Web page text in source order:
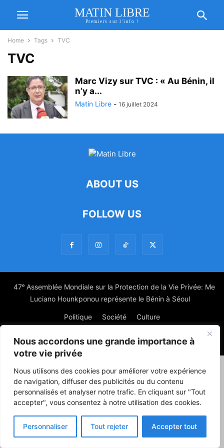
Nous accordons une grande importance à
votre vie privée
Nous utilisons des cookies pour améliorer votre expérience
de navigation, diffuser des publicités ou du contenu
personnalisés et analyser notre trafic. En cliquant sur "Tout
accepter", vous consentez à notre utilisation des cookies.
Personnaliser Tout rejeter Accepter tout
MATIN LIBRE
Premiers sur l'info !
Home Tags TVC
TVC
Marc Vizy sur TVC : « Au Bénin, il
n’y a...
Matin Libre - 16 juillet 2024
ABOUT US
FOLLOW US
47ᵉ Assemblée Mondiale sur la Protection de la Vie Privée: Me
Luciano Hounkponou représente le Bénin à Séoul
Politique Société Culture
© Powered by digitXplus Francophone